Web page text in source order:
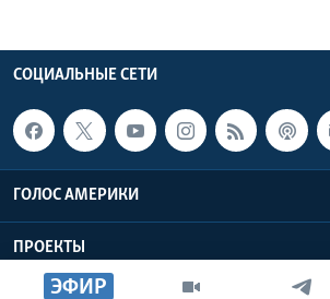
ЭФИР
СОЦИАЛЬНЫЕ СЕТИ
ГОЛОС АМЕРИКИ
ПРОЕКТЫ